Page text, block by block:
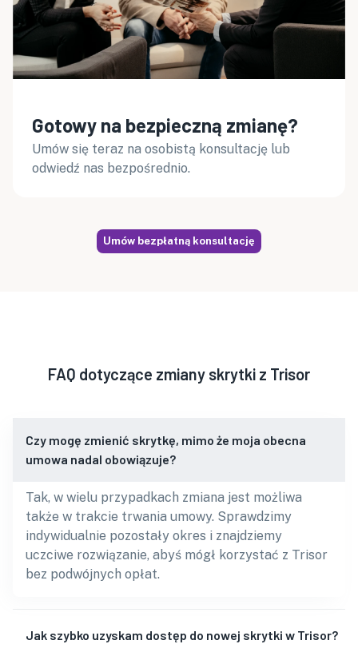
Gotowy na bezpieczną zmianę?
Umów się teraz na osobistą konsultację lub
odwiedź nas bezpośrednio.
Umów bezpłatną konsultację
FAQ dotyczące zmiany skrytki z Trisor
Czy mogę zmienić skrytkę, mimo że moja obecna
umowa nadal obowiązuje?
Tak, w wielu przypadkach zmiana jest możliwa
także w trakcie trwania umowy. Sprawdzimy
indywidualnie pozostały okres i znajdziemy
uczciwe rozwiązanie, abyś mógł korzystać z Trisor
bez podwójnych opłat.
Jak szybko uzyskam dostęp do nowej skrytki w Trisor?